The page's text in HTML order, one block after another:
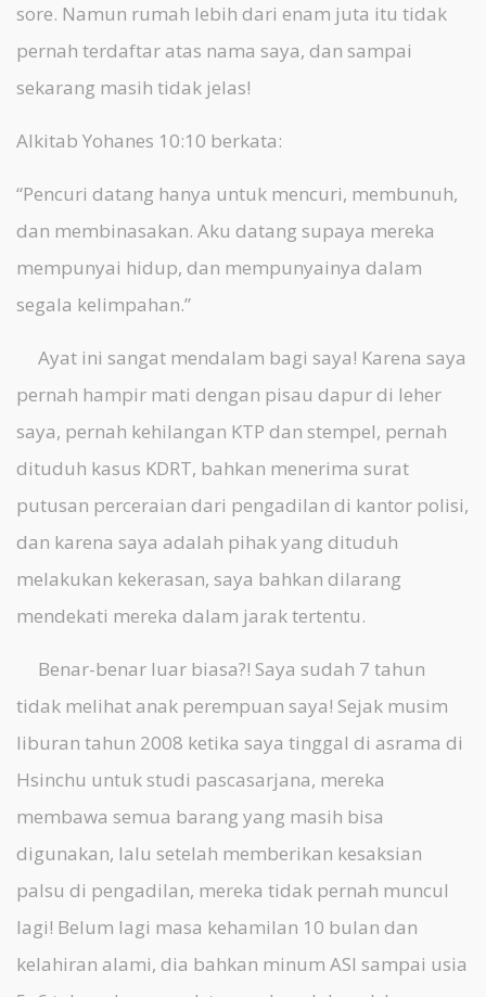
sore. Namun rumah lebih dari enam juta itu tidak
pernah terdaftar atas nama saya, dan sampai
sekarang masih tidak jelas!
Alkitab Yohanes 10:10 berkata:
“Pencuri datang hanya untuk mencuri, membunuh,
dan membinasakan. Aku datang supaya mereka
mempunyai hidup, dan mempunyainya dalam
segala kelimpahan.”
Ayat ini sangat mendalam bagi saya! Karena saya
pernah hampir mati dengan pisau dapur di leher
saya, pernah kehilangan KTP dan stempel, pernah
dituduh kasus KDRT, bahkan menerima surat
putusan perceraian dari pengadilan di kantor polisi,
dan karena saya adalah pihak yang dituduh
melakukan kekerasan, saya bahkan dilarang
mendekati mereka dalam jarak tertentu.
Benar-benar luar biasa?! Saya sudah 7 tahun
tidak melihat anak perempuan saya! Sejak musim
liburan tahun 2008 ketika saya tinggal di asrama di
Hsinchu untuk studi pascasarjana, mereka
membawa semua barang yang masih bisa
digunakan, lalu setelah memberikan kesaksian
palsu di pengadilan, mereka tidak pernah muncul
lagi! Belum lagi masa kehamilan 10 bulan dan
kelahiran alami, dia bahkan minum ASI sampai usia